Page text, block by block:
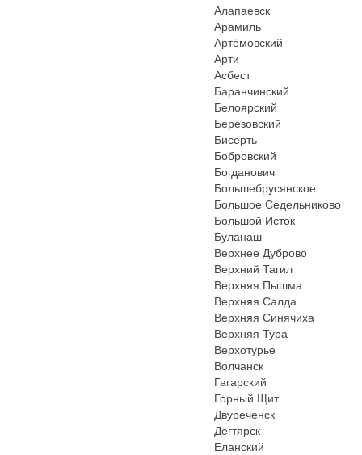
Алапаевск
Арамиль
Артёмовский
Арти
Асбест
Баранчинский
Белоярский
Березовский
Бисерть
Бобровский
Богданович
Большебрусянское
Большое Седельниково
Большой Исток
Буланаш
Верхнее Дуброво
Верхний Тагил
Верхняя Пышма
Верхняя Салда
Верхняя Синячиха
Верхняя Тура
Верхотурье
Волчанск
Гагарский
Горный Щит
Двуреченск
Дегтярск
Еланский